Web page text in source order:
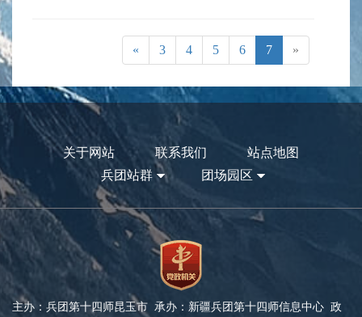
« 3 4 5 6 7 »
关于网站 联系我们
站点地图
兵团站群
团场园区
主办：兵团第十四师昆玉市 承办：新疆兵团第十四师信息中心 政